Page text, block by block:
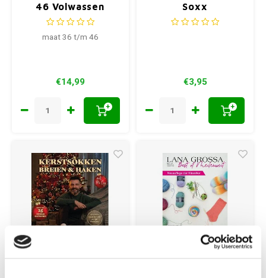
46 Volwassen
sokken
maat 36 t/m 46
€14,99
+
Soxx
€3,95
+